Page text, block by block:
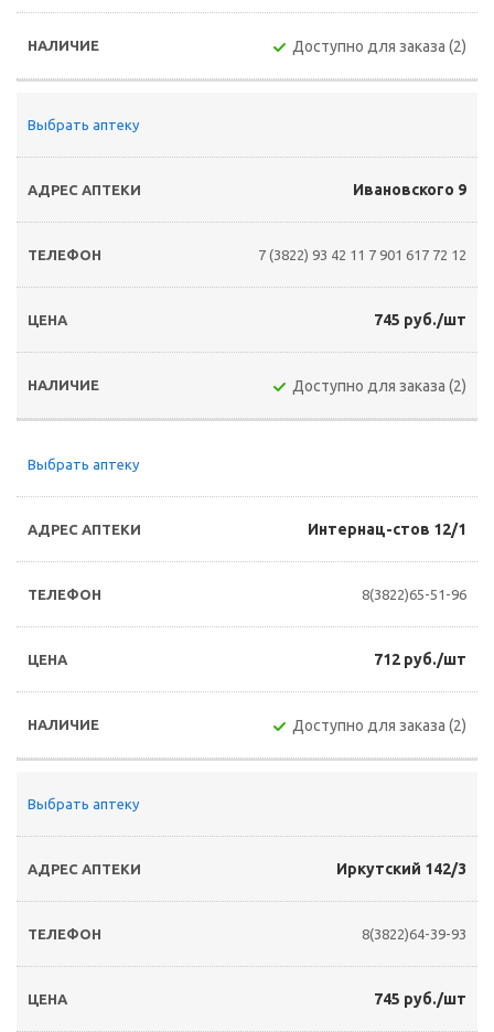
Доступно для заказа (2)
Выбрать аптеку
Ивановского 9
7 (3822) 93 42 11 7 901 617 72 12
745 руб./шт
Доступно для заказа (2)
Выбрать аптеку
Интернац-стов 12/1
8(3822)65-51-96
712 руб./шт
Доступно для заказа (2)
Выбрать аптеку
Иркутский 142/3
8(3822)64-39-93
745 руб./шт